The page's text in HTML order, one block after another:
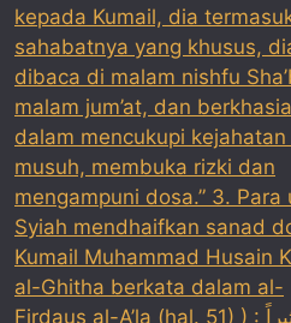
kepada Kumail, dia
sahabatnya yang khusus,
dibaca di malam nishfu
malam jum’at, dan
dalam mencukupi kejahatan
musuh, membuka rizki dan
mengampuni dosa.” 3. Para
Syiah mendhaifkan sanad
Kumail Muhammad Husain
al-Ghitha berkata dalam al-
Firdaus al-A’la (hal. 51) ) : إننا كثيراً